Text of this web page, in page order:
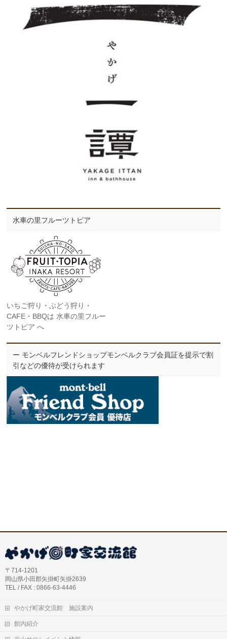
水車の里フルーツトピア
いちご狩り・ぶどう狩り・
CAFE・BBQは 水車の里フルー
ツトピア へ
ー モンベルフレンドショップモンベルクラブ会員証を提示で割
引などの優待が受けられます
〒714-1201
岡山県小田郡矢掛町矢掛2639
TEL / FAX : 0866-63-4446
やかげ町家交流館 施設案内
館内紹介